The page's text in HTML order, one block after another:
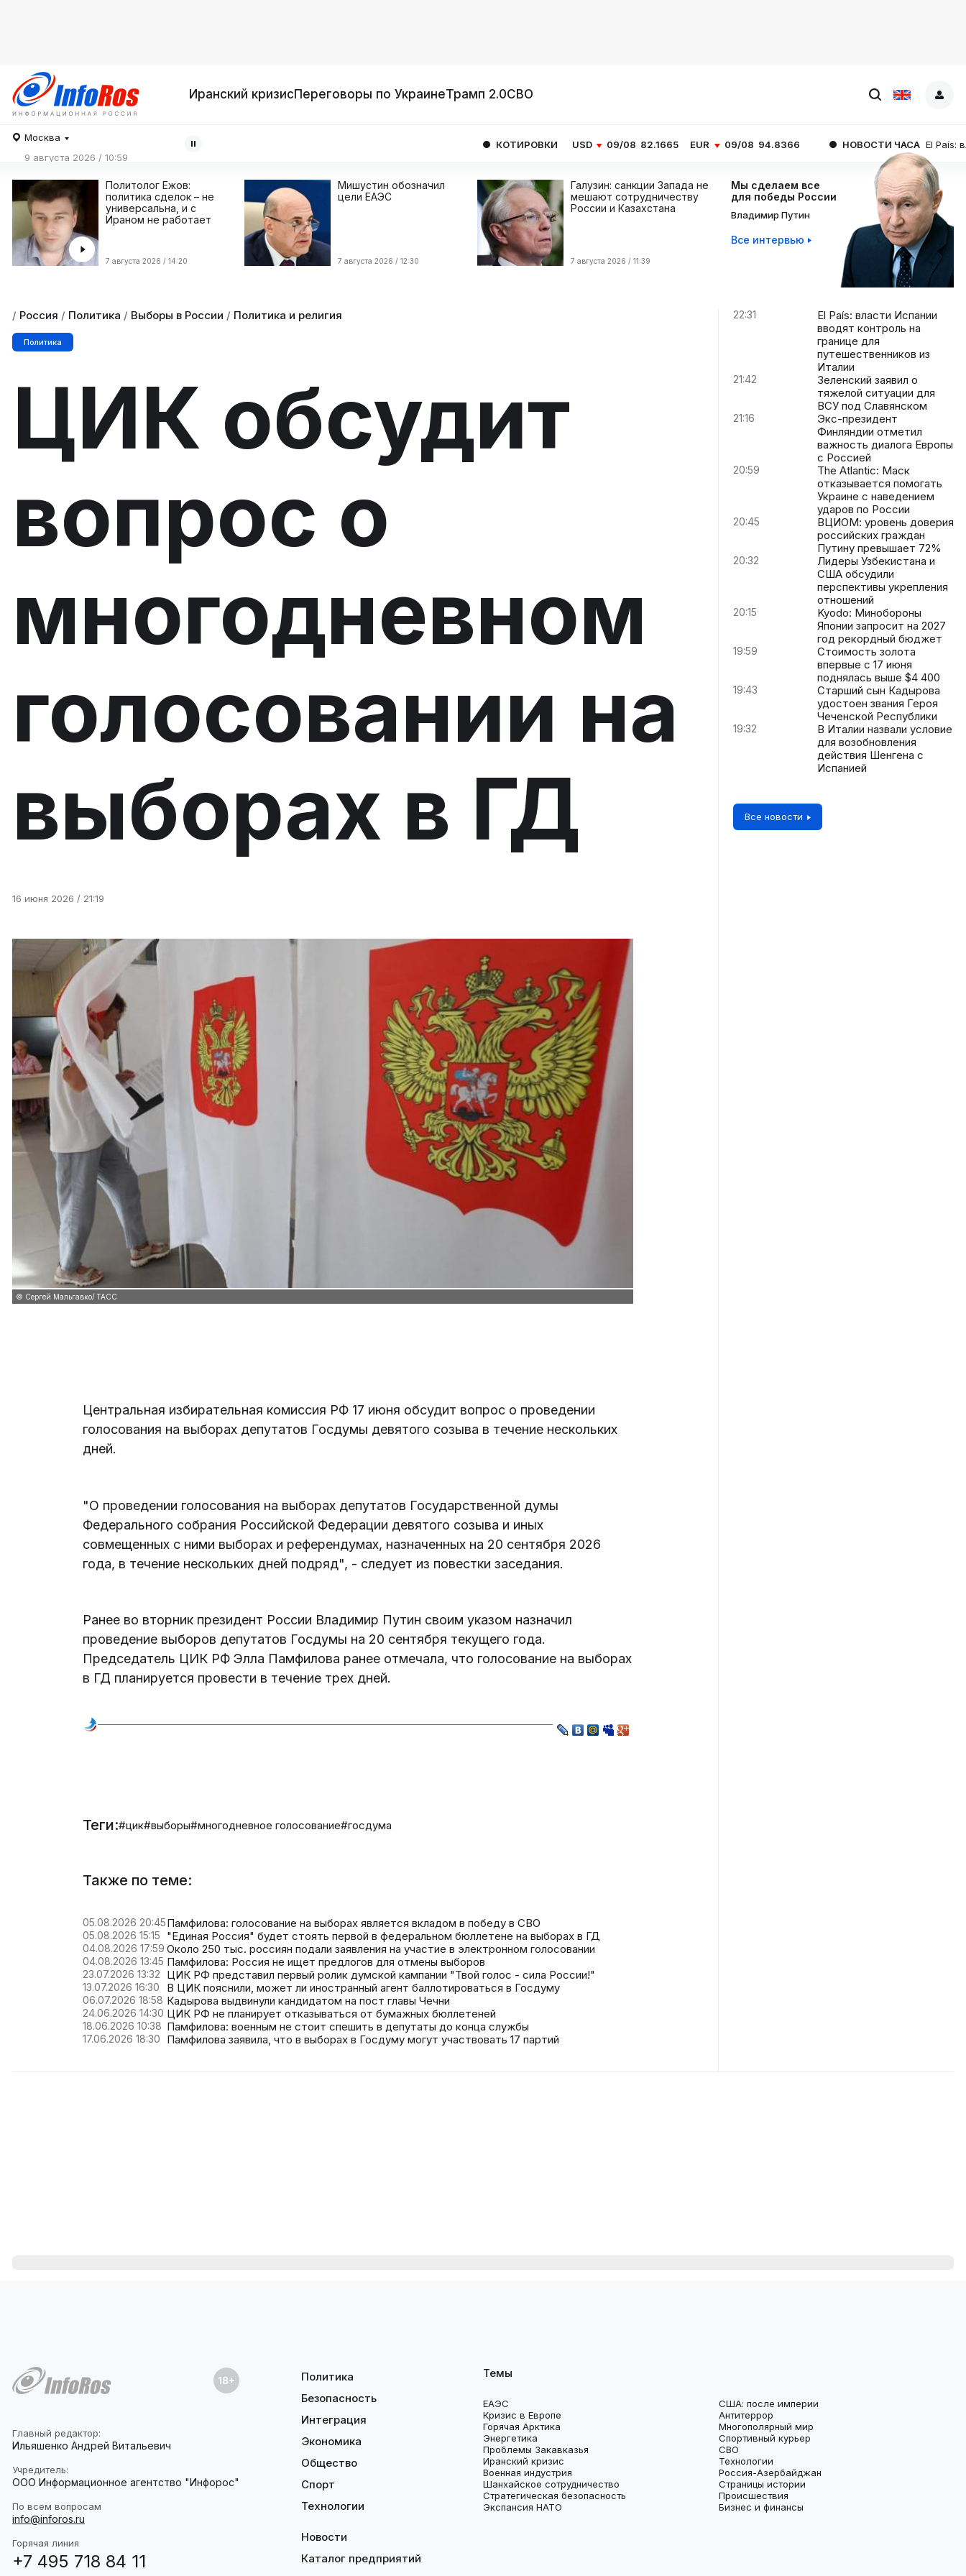
Иранский кризисПереговоры по УкраинеТрамп 2.0СВО
Москва
9 августа 2026 / 10:59
КОТИРОВКИ USD 09/08 82.1665 EUR 09/08 94.8366 НОВОСТИ ЧАСА El País: власти
Политолог Ежов:
политика сделок – не
универсальна, и с
Ираном не работает
7 августа 2026 / 14:20
Мишустин обозначил
цели ЕАЭС
7 августа 2026 / 12:30
Галузин: санкции Запада не
мешают сотрудничеству
России и Казахстана
7 августа 2026 / 11:39
Мы сделаем все
для победы России
Владимир Путин
Все интервью
/ Россия / Политика / Выборы в России / Политика и религия
Политика
ЦИК обсудит
вопрос о
многодневном
голосовании на
выборах в ГД
16 июня 2026 / 21:19
© Сергей Мальгавко/ ТАСС
Центральная избирательная комиссия РФ 17 июня обсудит вопрос о проведении
голосования на выборах депутатов Госдумы девятого созыва в течение нескольких
дней.
"О проведении голосования на выборах депутатов Государственной думы
Федерального собрания Российской Федерации девятого созыва и иных
совмещенных с ними выборах и референдумах, назначенных на 20 сентября 2026
года, в течение нескольких дней подряд", - следует из повестки заседания.
Ранее во вторник президент России Владимир Путин своим указом назначил
проведение выборов депутатов Госдумы на 20 сентября текущего года.
Председатель ЦИК РФ Элла Памфилова ранее отмечала, что голосование на выборах
в ГД планируется провести в течение трех дней.
Теги:#цик#выборы#многодневное голосование#госдума
Также по теме:
05.08.2026 20:45Памфилова: голосование на выборах является вкладом в победу в СВО
05.08.2026 15:15 "Единая Россия" будет стоять первой в федеральном бюллетене на выборах в ГД
04.08.2026 17:59 Около 250 тыс. россиян подали заявления на участие в электронном голосовании
04.08.2026 13:45 Памфилова: Россия не ищет предлогов для отмены выборов
23.07.2026 13:32 ЦИК РФ представил первый ролик думской кампании "Твой голос - сила России!"
13.07.2026 16:30 В ЦИК пояснили, может ли иностранный агент баллотироваться в Госдуму
06.07.2026 18:58 Кадырова выдвинули кандидатом на пост главы Чечни
24.06.2026 14:30 ЦИК РФ не планирует отказываться от бумажных бюллетеней
18.06.2026 10:38 Памфилова: военным не стоит спешить в депутаты до конца службы
17.06.2026 18:30 Памфилова заявила, что в выборах в Госдуму могут участвовать 17 партий
22:31
El País: власти Испании
вводят контроль на
границе для
путешественников из
Италии
21:42
Зеленский заявил о
тяжелой ситуации для
ВСУ под Славянском
21:16
Экс-президент
Финляндии отметил
важность диалога Европы
с Россией
20:59
The Atlantic: Маск
отказывается помогать
Украине с наведением
ударов по России
20:45
ВЦИОМ: уровень доверия
российских граждан
Путину превышает 72%
20:32
Лидеры Узбекистана и
США обсудили
перспективы укрепления
отношений
20:15
Kyodo: Минобороны
Японии запросит на 2027
год рекордный бюджет
19:59
Стоимость золота
впервые с 17 июня
поднялась выше $4 400
19:43
Старший сын Кадырова
удостоен звания Героя
Чеченской Республики
19:32
В Италии назвали условие
для возобновления
действия Шенгена с
Испанией
Все новости
Главный редактор:
Ильяшенко Андрей Витальевич
Учредитель:
ООО Информационное агентство "Инфорос"
По всем вопросам
info@inforos.ru
Горячая линия
+7 495 718 84 11
Политика
Безопасность
Интеграция
Экономика
Общество
Спорт
Технологии
Новости
Каталог предприятий
Темы
ЕАЭС
США: после империи
Кризис в Европе
Антитеррор
Горячая Арктика
Многополярный мир
Энергетика
Спортивный курьер
Проблемы Закавказья
СВО
Иранский кризис
Технологии
Военная индустрия
Россия-Азербайджан
Шанхайское сотрудничество
Страницы истории
Стратегическая безопасность
Происшествия
Экспансия НАТО
Бизнес и финансы